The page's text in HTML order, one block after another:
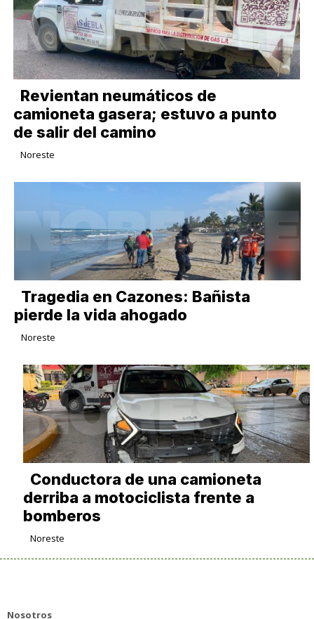
Revientan neumáticos de
camioneta gasera; estuvo a punto
de salir del camino
Noreste
Tragedia en Cazones: Bañista
pierde la vida ahogado
Noreste
Conductora de una camioneta
derriba a motociclista frente a
bomberos
Noreste
Nosotros